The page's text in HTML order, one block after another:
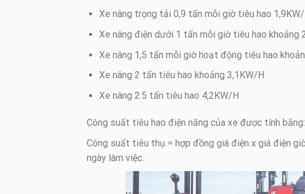
Xe nâng trọng tải 0,9 tấn mỗi giờ tiêu hao 1,9KW/
Xe nâng điện dưới 1 tấn mỗi giờ tiêu hao khoảng
Xe nâng 1,5 tấn mỗi giờ hoạt động tiêu hao
Xe nâng 2 tấn tiêu hao khoảng 3,1KW/H
Xe nâng 2.5 tấn tiêu hao 4,2KW/H
Công suất tiêu hao điện năng của xe được tính bằng:
Công suất tiêu thụ = hợp đồng giá điện x giá điện
ngày làm việc.